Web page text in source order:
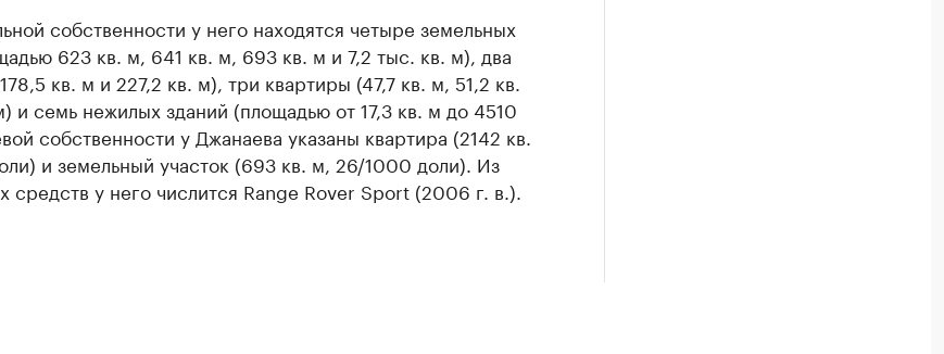
собственности у него находятся четыре земельных
623 кв. м, 641 кв. м, 693 кв. м и 7,2 тыс. кв. м), два
кв. м и 227,2 кв. м), три квартиры (47,7 кв. м, 51,2 кв.
и семь нежилых зданий (площадью от 17,3 кв. м до 4510
собственности у Джанаева указаны квартира (2142 кв.
и земельный участок (693 кв. м, 26/1000 доли). Из
средств у него числится Range Rover Sport (2006 г. в.).